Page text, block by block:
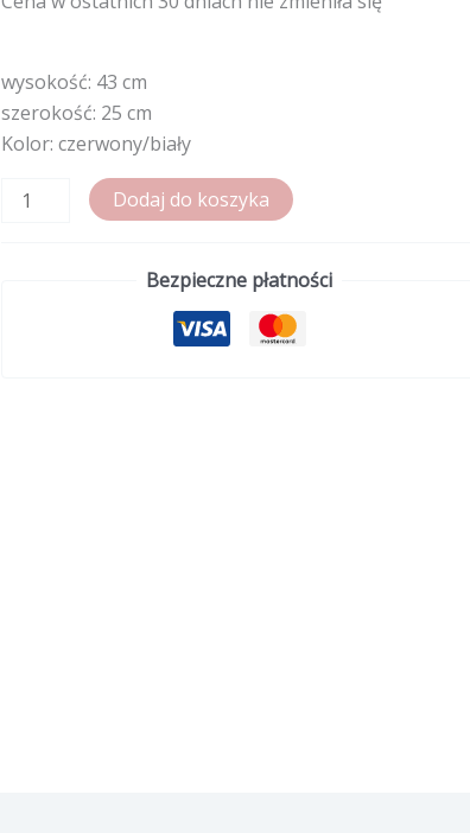
wysokość: 43 cm
szerokość: 25 cm
Kolor: czerwony/biały
ilość
Dodaj do koszyka
Bezpieczne płatności